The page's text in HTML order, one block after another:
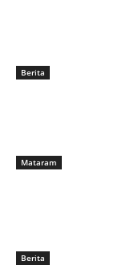
Berita
Mataram
Berita